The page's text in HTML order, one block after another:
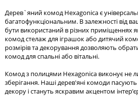
Дерев`яний комод Hexagonica є
багатофункціональним. В залежності від
бути використаний в різних приміщеннях
комод стелаж для іграшок або дитячий
розмірів та декорування дозволяють
комод для спальні або вітальні.
Комод з полицями Hexagonica виконує не
зберігання. Наші дерев'яні комоди
декору і стануть яскравим акцентом